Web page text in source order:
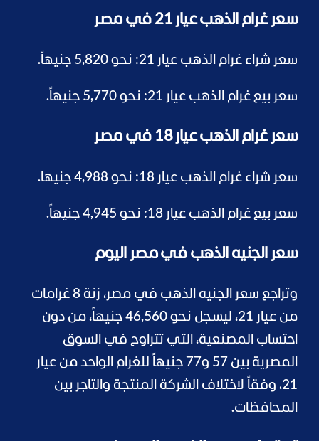
سعر غرام الذهب عيار 21 في مصر
سعر شراء غرام الذهب عيار 21: نحو 5,820 جنيهاً.
سعر بيع غرام الذهب عيار 21: نحو 5,770 جنيهاً.
سعر غرام الذهب عيار 18 في مصر
سعر شراء غرام الذهب عيار 18: نحو 4,988 جنيها.
سعر بيع غرام الذهب عيار 18: نحو 4,945 جنيهاً.
سعر الجنيه الذهب في مصر اليوم
وتراجع سعر الجنيه الذهب في مصر، زنة 8 غرامات
من عيار 21، ليسجل نحو 46,560 جنيهاً، من دون
احتساب المصنعية، التي تتراوح في السوق
المصرية بين 57 و77 جنيهاً للغرام الواحد من عيار
21، وفقاً لاختلاف الشركة المنتجة والتاجر بين
المحافظات.